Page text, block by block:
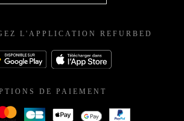
L'APPLICATION REFURBED
DE PAIEMENT